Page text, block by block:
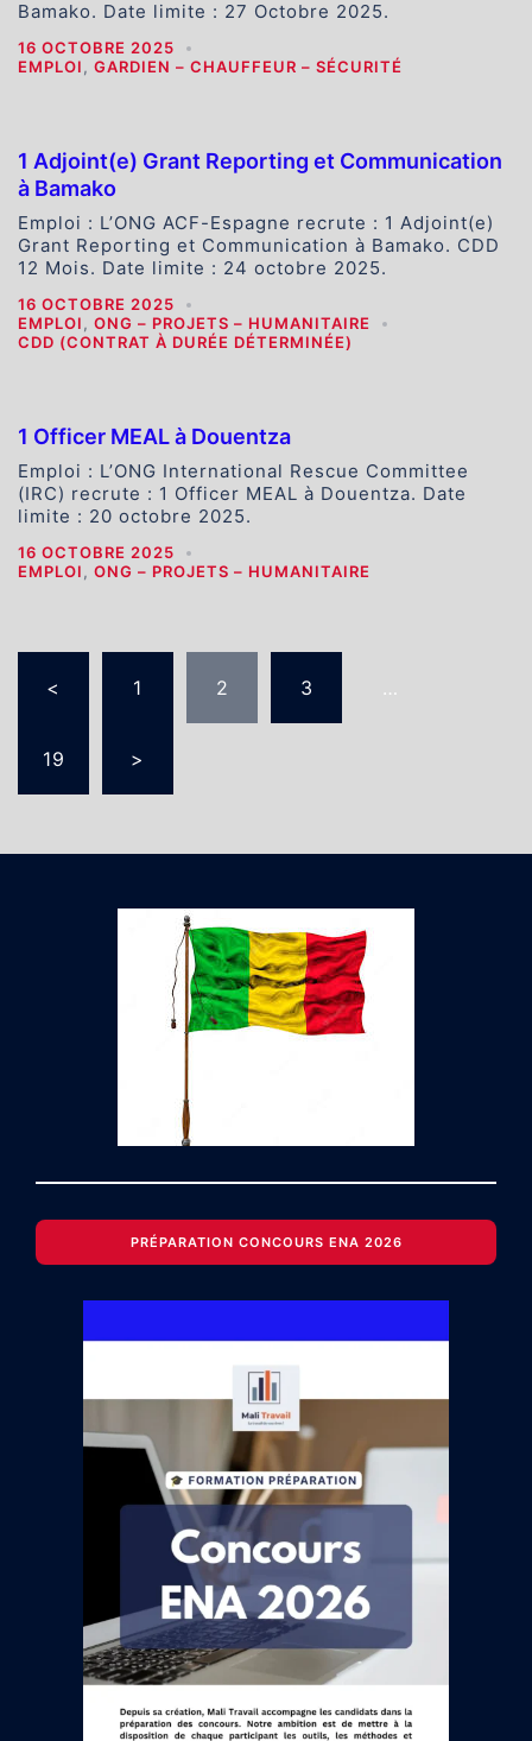
Bamako. Date limite : 27 Octobre 2025.
16 OCTOBRE 2025
EMPLOI , GARDIEN – CHAUFFEUR – SÉCURITÉ
1 Adjoint(e) Grant Reporting et Communication
à Bamako
Emploi : L’ONG ACF-Espagne recrute : 1 Adjoint(e)
Grant Reporting et Communication à Bamako. CDD
12 Mois. Date limite : 24 octobre 2025.
16 OCTOBRE 2025
EMPLOI , ONG – PROJETS – HUMANITAIRE
CDD (CONTRAT À DURÉE DÉTERMINÉE)
1 Officer MEAL à Douentza
Emploi : L’ONG International Rescue Committee
(IRC) recrute : 1 Officer MEAL à Douentza. Date
limite : 20 octobre 2025.
16 OCTOBRE 2025
EMPLOI , ONG – PROJETS – HUMANITAIRE
des
< 1 2 3 …
19 >
PRÉPARATION CONCOURS ENA 2026